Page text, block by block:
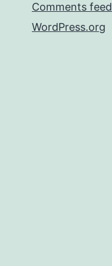
Comments feed
WordPress.org